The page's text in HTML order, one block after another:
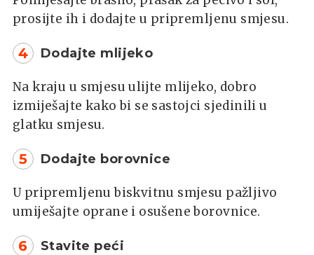
prosijte ih i dodajte u pripremljenu smjesu.
4 Dodajte mlijeko
Na kraju u smjesu ulijte mlijeko, dobro
izmiješajte kako bi se sastojci sjedinili u
glatku smjesu.
5 Dodajte borovnice
U pripremljenu biskvitnu smjesu pažljivo
umiješajte oprane i osušene borovnice.
6 Stavite peći